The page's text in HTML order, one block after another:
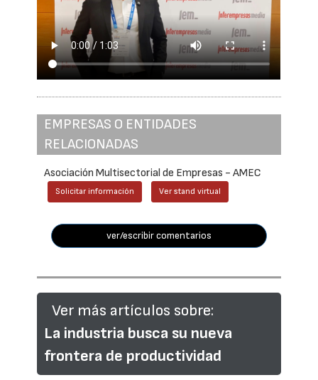
EMPRESAS O ENTIDADES
RELACIONADAS
Asociación Multisectorial de Empresas - AMEC
Solicitar información Ver stand virtual
ver/escribir comentarios
Ver más artículos sobre:
La industria busca su nueva
frontera de productividad